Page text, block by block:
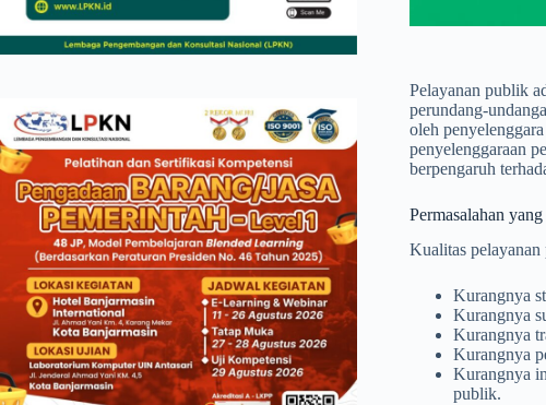
Pelayanan publik
perundang-
oleh
penyelenggaraan
berpengaruh
Permasalahan
Kualitas pelayanan
Kurangnya
Kurangnya
Kurangnya
Kurangnya
Kurangnya
publik.